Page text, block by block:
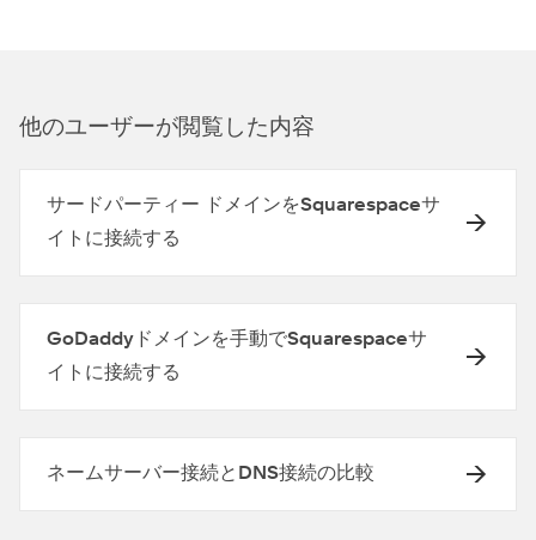
他のユ⁠ーザ⁠ーが閲覧した内容
サードパーティー ドメインをSquarespaceサ
イトに接続する
GoDaddyドメインを手動でSquarespaceサ
イトに接続する
ネームサーバー接続とDNS接続の比較